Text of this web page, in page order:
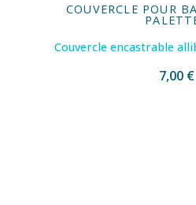
COUVERCLE POUR
Couvercle encastrable
7,00 €